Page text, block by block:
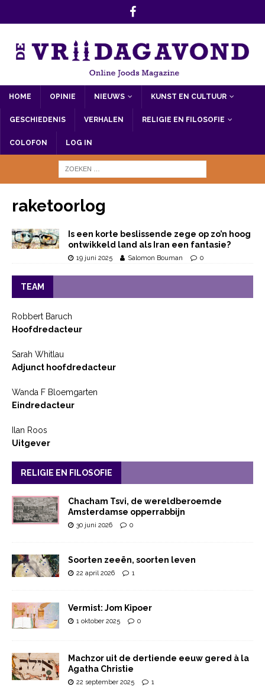
HOME OPINIE NIEUWS KUNST EN CULTUUR
GESCHIEDENIS VERHALEN RELIGIE EN FILOSOFIE
COLOFON LOG IN
raketoorlog
Is een korte beslissende zege op zo’n hoog
ontwikkeld land als Iran een fantasie?
19 juni 2025 Salomon Bouman 0
TEAM
Robbert Baruch
Hoofdredacteur
Sarah Whitlau
Adjunct hoofdredacteur
Wanda F Bloemgarten
Eindredacteur
Ilan Roos
Uitgever
RELIGIE EN FILOSOFIE
Chacham Tsvi, de wereldberoemde
Amsterdamse opperrabbijn
30 juni 2026 0
Soorten zeeën, soorten leven
22 april 2026 1
Vermist: Jom Kipoer
1 oktober 2025 0
Machzor uit de dertiende eeuw gered à la
Agatha Christie
22 september 2025 1